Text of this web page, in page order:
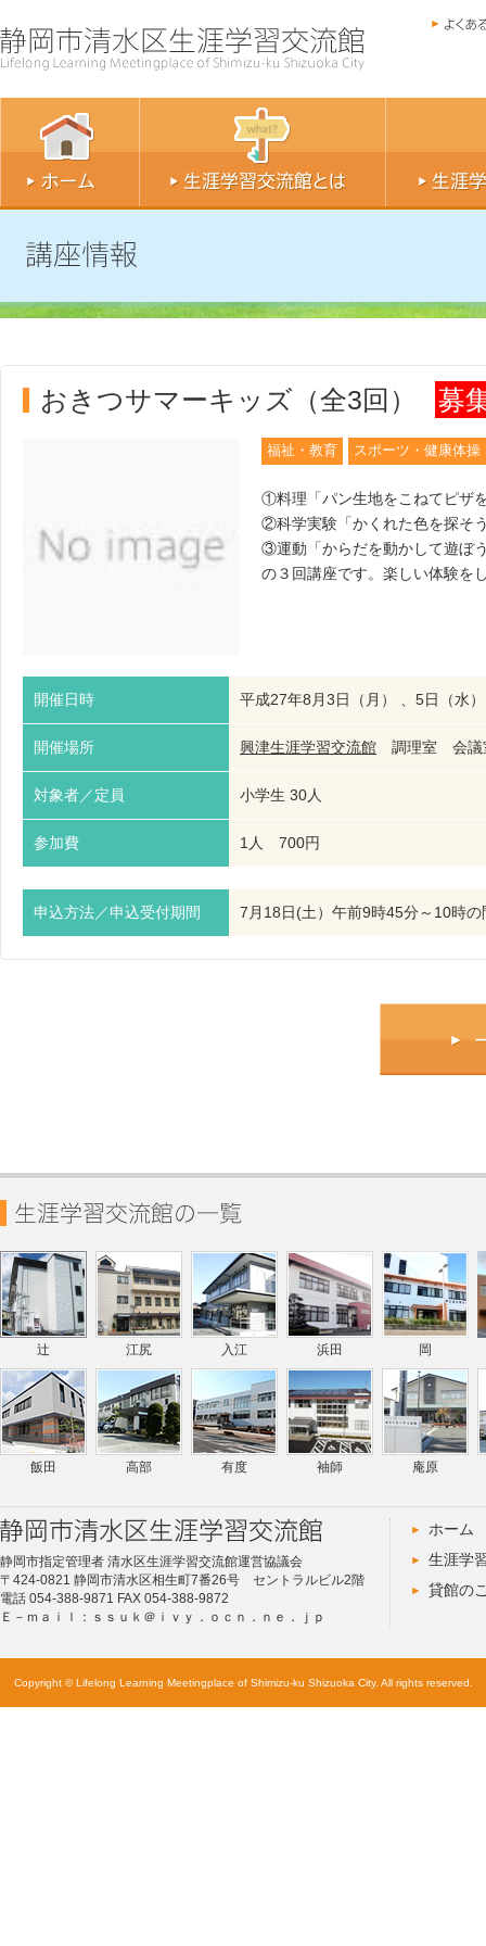
おきつサマーキッズ（全3回） 募
福祉・教育 スポーツ・健康体操
①料理「パン生地をこねてピザ
②科学実験「かくれた色を探そ
③運動「からだを動かして遊ぼ
の３回講座です。楽しい体験を
開催日時 平成27年8月3日（月） 、5日（水
開催場所 興津生涯学習交流館 調理室 会
対象者／定員 小学生 30人
参加費 1人 700円
申込方法／申込受付期間 7月18日(土）午前9時45分～10時
辻 江尻 入江 浜田 岡
飯田 高部 有度 袖師 庵原
静岡市指定管理者 清水区生涯学習交流館運営協議会
〒424-0821 静岡市清水区相生町7番26号 セントラルビル2階
電話 054-388-9871 FAX 054-388-9872
Ｅ－ｍａｉｌ：ｓｓｕｋ＠ｉｖｙ．ｏｃｎ．ｎｅ．ｊｐ
ホーム
生涯学
貸館の
Copyright © Lifelong Learning Meetingplace of Shimizu-ku Shizuoka City. All rights reserved.